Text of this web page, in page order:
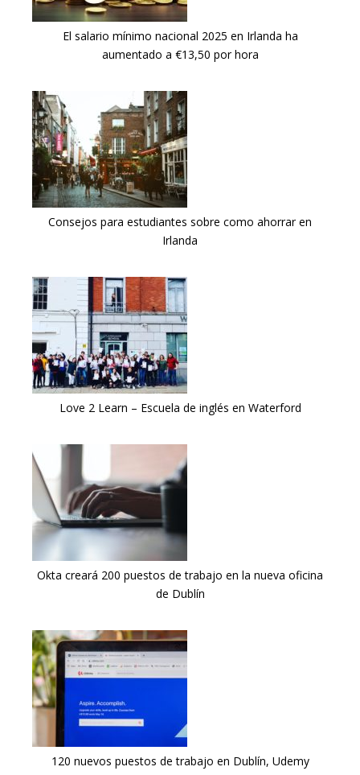
El salario mínimo nacional 2025 en Irlanda ha
aumentado a €13,50 por hora
Consejos para estudiantes sobre como ahorrar en
Irlanda
Love 2 Learn – Escuela de inglés en Waterford
Okta creará 200 puestos de trabajo en la nueva oficina
de Dublín
120 nuevos puestos de trabajo en Dublín, Udemy